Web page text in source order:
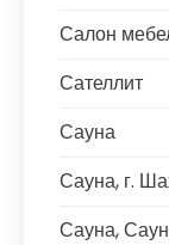
Салон
Сателлит
Сауна
Сауна, г.
Сауна,